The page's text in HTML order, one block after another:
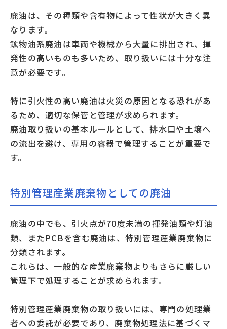
廃油は、その種類や含有物によって性状が大きく異
なります。
鉱物油系廃油は車両や機械から大量に排出され、揮
発性の高いものも多いため、取り扱いには十分な注
意が必要です。
特に引火性の高い廃油は火災の原因となる恐れがあ
るため、適切な保管と管理が求められます。
廃油取り扱いの基本ルールとして、排水口や土壌へ
の流出を避け、専用の容器で管理することが重要で
す。
特別管理産業廃棄物としての廃油
廃油の中でも、引火点が70度未満の揮発油類や灯油
類、またPCBを含む廃油は、特別管理産業廃棄物に
分類されます。
これらは、一般的な産業廃棄物よりもさらに厳しい
管理下で処理することが求められます。
特別管理産業廃棄物の取り扱いには、専門の処理業
者への委託が必要であり、廃棄物処理法に基づくマ